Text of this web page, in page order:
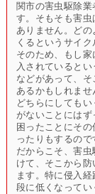
関市の害虫駆除
す。そもそも害
ありません。ど
くるというサイク
そのため、もし
入されていると
などがあって、
あるかもしれませ
どちらにしても
がないことにはず
困ったことにそ
ったりもするので
だからこそ、害
けて、そこから
ます。特に侵入
段に低くなってい